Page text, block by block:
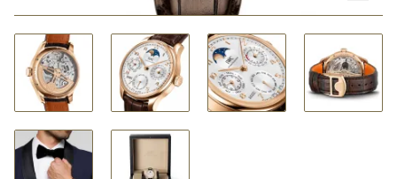
LUXURY DEALS
HOCHZEIT
ACCESSOIRES
ÜBER UNS